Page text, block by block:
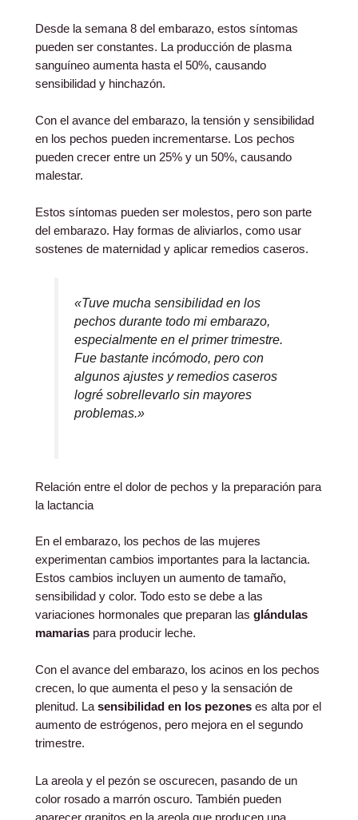
Desde la semana 8 del embarazo, estos síntomas
pueden ser constantes. La producción de plasma
sanguíneo aumenta hasta el 50%, causando
sensibilidad y hinchazón.
Con el avance del embarazo, la tensión y sensibilidad
en los pechos pueden incrementarse. Los pechos
pueden crecer entre un 25% y un 50%, causando
malestar.
Estos síntomas pueden ser molestos, pero son parte
del embarazo. Hay formas de aliviarlos, como usar
sostenes de maternidad y aplicar remedios caseros.
«Tuve mucha sensibilidad en los
pechos durante todo mi embarazo,
especialmente en el primer trimestre.
Fue bastante incómodo, pero con
algunos ajustes y remedios caseros
logré sobrellevarlo sin mayores
problemas.»
Relación entre el dolor de pechos y la preparación para
la lactancia
En el embarazo, los pechos de las mujeres
experimentan cambios importantes para la lactancia.
Estos cambios incluyen un aumento de tamaño,
sensibilidad y color. Todo esto se debe a las
variaciones hormonales que preparan las glándulas
mamarias para producir leche.
Con el avance del embarazo, los acinos en los pechos
crecen, lo que aumenta el peso y la sensación de
plenitud. Lasensibilidad en los pezones es alta por el
aumento de estrógenos, pero mejora en el segundo
trimestre.
La areola y el pezón se oscurecen, pasando de un
color rosado a marrón oscuro. También pueden
aparecer granitos en la areola que producen una